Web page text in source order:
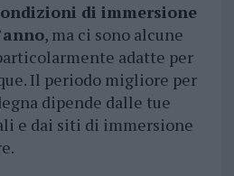
di immersione
, ma ci sono alcune
adatte per
Il periodo migliore per
dipende dalle tue
e dai siti di immersione